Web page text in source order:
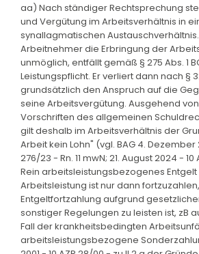
aa) Nach ständiger Rechtsprechung
und Vergütung im Arbeitsverhältnis in
synallagmatischen
Arbeitnehmer die Erbringung der
unmöglich, entfällt gemäß § 275 Abs. 1
Leistungspflicht. Er verliert dann nach §
grundsätzlich den Anspruch auf die
seine Arbeitsvergütung. Ausgehend
Vorschriften des allgemeinen
gilt deshalb im Arbeitsverhältnis der
Arbeit kein Lohn" (vgl. BAG 4. Dezember
276/23 - Rn. 11 mwN; 21. August 2024 - 10
Rein arbeitsleistungsbezogenes
Arbeitsleistung ist nur dann
Entgeltfortzahlung aufgrund
sonstiger Regelungen zu leisten ist, zB
Fall der krankheitsbedingten
arbeitsleistungsbezogene